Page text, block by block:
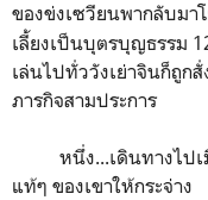
ของข่งเซวียนพากลับมา
เลี้ยงเป็นบุตรบุญธรรม
เล่นไปทั่ววังเย่าจินก็ถูก
ภารกิจสามประการ
หนึ่ง...เดินทางไปเมื
แท้ๆ ของเขาให้กระจ่าง